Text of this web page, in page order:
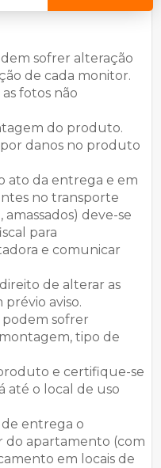
sofrer alteração
de cada monitor.
fotos não
do produto.
por danos no produto
ato da entrega e em
no transporte
deve-se
para
e comunicar
de alterar as
prévio aviso.
podem sofrer
tipo de
e certifique-se
até o local de uso
de entrega o
do apartamento (com
em locais de